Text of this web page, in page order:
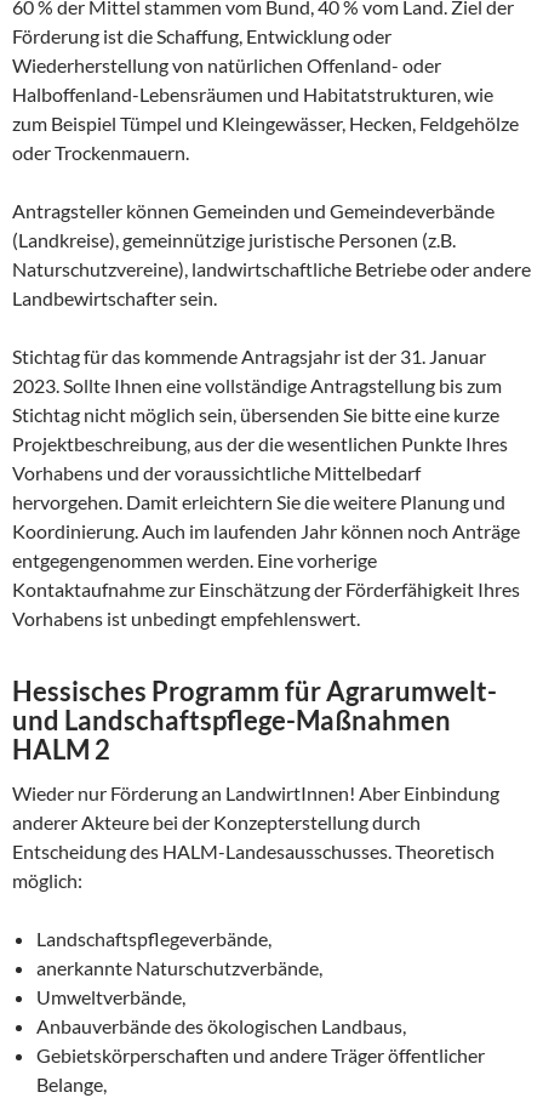
60 % der Mittel stammen vom Bund, 40 % vom Land. Ziel der
Förderung ist die Schaffung, Entwicklung oder
Wiederherstellung von natürlichen Offenland- oder
Halboffenland-Lebensräumen und Habitatstrukturen, wie
zum Beispiel Tümpel und Kleingewässer, Hecken, Feldgehölze
oder Trockenmauern.
Antragsteller können Gemeinden und Gemeindeverbände
(Landkreise), gemeinnützige juristische Personen (z.B.
Naturschutzvereine), landwirtschaftliche Betriebe oder andere
Landbewirtschafter sein.
Stichtag für das kommende Antragsjahr ist der 31. Januar
2023. Sollte Ihnen eine vollständige Antragstellung bis zum
Stichtag nicht möglich sein, übersenden Sie bitte eine kurze
Projektbeschreibung, aus der die wesentlichen Punkte Ihres
Vorhabens und der voraussichtliche Mittelbedarf
hervorgehen. Damit erleichtern Sie die weitere Planung und
Koordinierung. Auch im laufenden Jahr können noch Anträge
entgegengenommen werden. Eine vorherige
Kontaktaufnahme zur Einschätzung der Förderfähigkeit Ihres
Vorhabens ist unbedingt empfehlenswert.
Hessisches Programm für Agrarumwelt-
und Landschaftspflege-Maßnahmen
HALM 2
Wieder nur Förderung an LandwirtInnen! Aber Einbindung
anderer Akteure bei der Konzepterstellung durch
Entscheidung des HALM-Landesausschusses. Theoretisch
möglich:
Landschaftspflegeverbände,
anerkannte Naturschutzverbände,
Umweltverbände,
Anbauverbände des ökologischen Landbaus,
Gebietskörperschaften und andere Träger öffentlicher
Belange,